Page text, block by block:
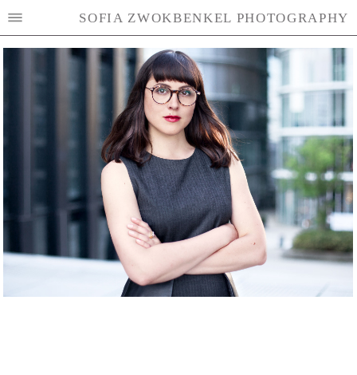
SOFIA ZWOKBENKEL PHOTOGRAPHY